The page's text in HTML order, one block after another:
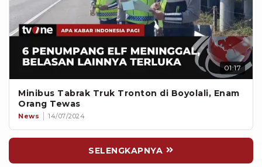
01:17
Minibus Tabrak Truk Tronton di Boyolali, Enam
Orang Tewas
News 14/07/2024
SELENGKAPNYA